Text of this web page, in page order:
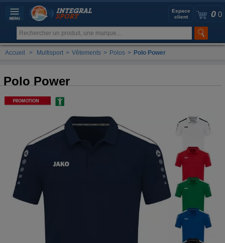
0 0
Espace
client
Accueil > Multisport > Vêtements > Polos > Polo Power
Polo Power